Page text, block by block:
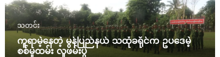
သတင်း
ကူရာမဲ့နေတဲ့ မွန်ပြည်နယ် သထုံခရိုင်က ဥပဒေမဲ့
စစ်မှုထမ်း လူဖမ်းပွဲ